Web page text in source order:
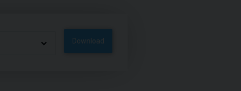
Download